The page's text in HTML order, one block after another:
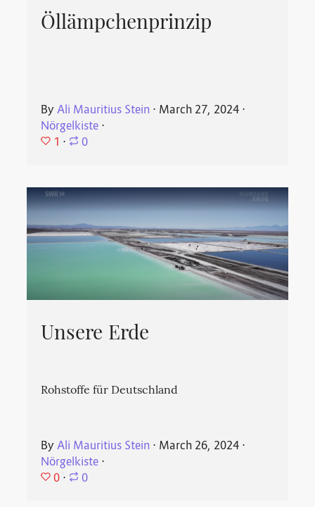
Öllämpchenprinzip
ByAli Mauritius Stein ⋅ March 27, 2024 ⋅
Nörgelkiste ⋅
1 ⋅ 0
Unsere Erde
Rohstoffe für Deutschland
ByAli Mauritius Stein ⋅ March 26, 2024 ⋅
Nörgelkiste ⋅
0 ⋅ 0